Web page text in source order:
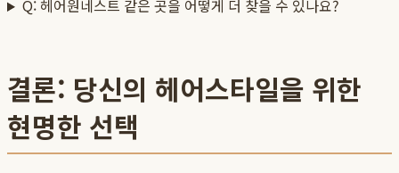
Q: 헤어원네스트 같은 곳을 어떻게 더 찾을 수 있나요?
결론: 당신의 헤어스타일을 위한
현명한 선택